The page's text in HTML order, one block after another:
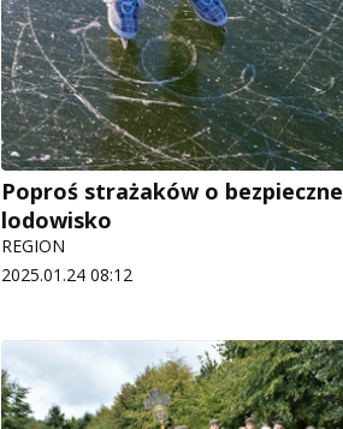
Poproś strażaków o bezpieczne
lodowisko
REGION
2025.01.24 08:12